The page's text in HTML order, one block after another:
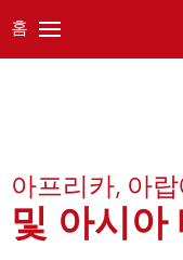
홈
아프리카, 아
및 아시아